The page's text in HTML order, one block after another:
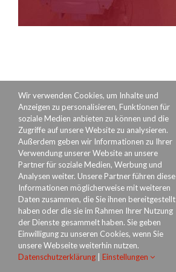
Datenschutzerklärung
Wir verwenden Cookies, um Inhalte und
Anzeigen zu personalisieren, Funktionen für
soziale Medien anbieten zu können und die
Zugriffe auf unsere Website zu analysieren.
Außerdem geben wir Informationen zu Ihrer
Verwendung unserer Website an unsere
Partner für soziale Medien, Werbung und
Analysen weiter. Unsere Partner führen diese
Informationen möglicherweise mit weiteren
Daten zusammen, die Sie ihnen bereitgestellt
haben oder die sie im Rahmen Ihrer Nutzung
der Dienste gesammelt haben. Sie geben
Einwilligung zu unseren Cookies, wenn Sie
unsere Webseite weiterhin nutzen.
Datenschutzerklärung
Einstellungen